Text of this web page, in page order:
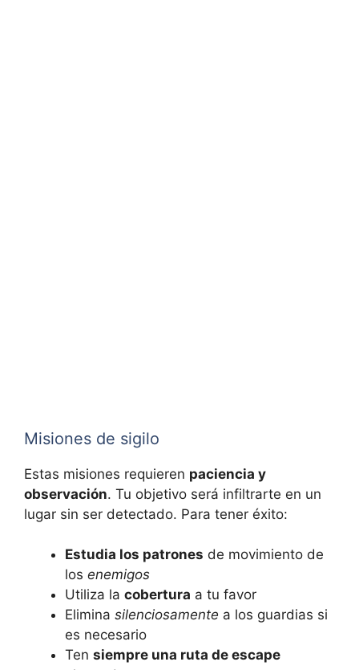
Misiones de sigilo
Estas misiones requieren paciencia y
observación. Tu objetivo será infiltrarte en un
lugar sin ser detectado. Para tener éxito:
Estudia los patrones de movimiento de
los enemigos
Utiliza la cobertura a tu favor
Elimina silenciosamente a los guardias si
es necesario
Ten siempre una ruta de escape